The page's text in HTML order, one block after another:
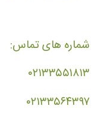
شماره های تماس:
۰۲۱۳۳۵۵۱۸۱۳
۰۲۱۳۳۵۶۴۳۹۷